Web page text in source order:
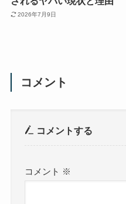
2026年7月9日
コメント
コメントする
コメント ※